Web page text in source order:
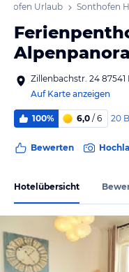
Urlaub Sonthofen
Zillenbachstr. 24
Auf Karte anzeigen
100% 6,0 / 6 20
Bewerten
Hotelübersicht